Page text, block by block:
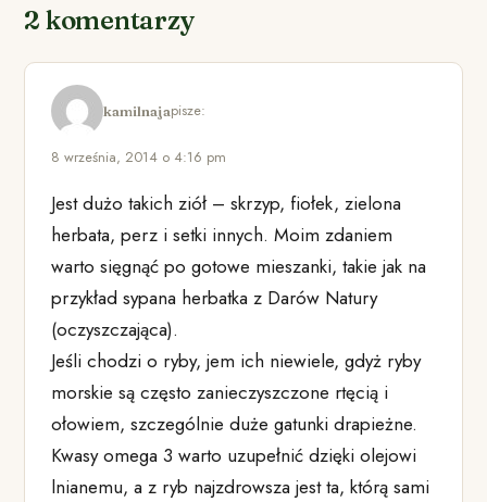
2 komentarzy
kamilnajapisze:
8 września, 2014 o 4:16 pm
Jest dużo takich ziół – skrzyp, fiołek, zielona
herbata, perz i setki innych. Moim zdaniem
warto sięgnąć po gotowe mieszanki, takie jak na
przykład sypana herbatka z Darów Natury
(oczyszczająca).
Jeśli chodzi o ryby, jem ich niewiele, gdyż ryby
morskie są często zanieczyszczone rtęcią i
ołowiem, szczególnie duże gatunki drapieżne.
Kwasy omega 3 warto uzupełnić dzięki olejowi
lnianemu, a z ryb najzdrowsza jest ta, którą sami